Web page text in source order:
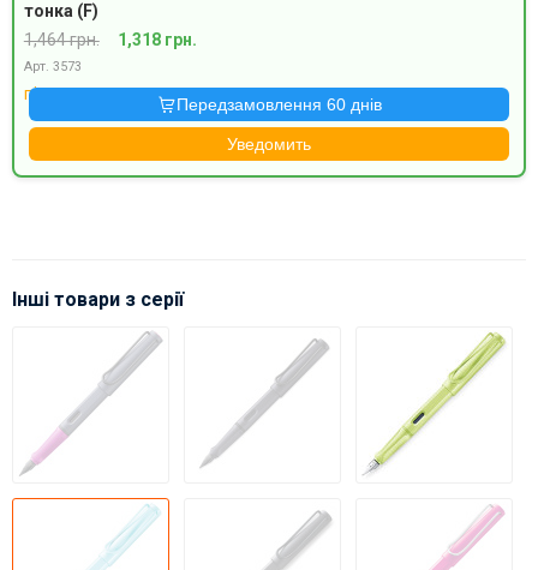
тонка (F)
1,464 грн.
1,318 грн.
Арт. 3573
під замовлення
Передзамовлення 60 днів
Уведомить
Інші товари з серії